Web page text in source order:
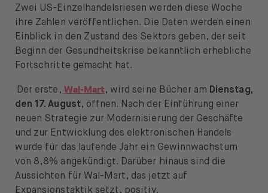
Über uns
Karriere
Presse
Hilfe
DE
Öffnen Sie das Sprachwechselmenü
Zwei US-Einzelhandelsriesen werden diese Woche
ihre Zahlen veröffentlichen. Die Daten werden einen
Einblick in den Zustand des Sektors geben, der seit
Beginn der Gesundheitskrise bekanntlich erhebliche
Fortschritte gemacht hat.
Der erste, Wal-Mart, wird seine Bücher am Dienstag,
den 17. August, öffnen. Nach der Einführung einer
neuen Strategie zur Modernisierung der Geschäfte
und zur Entwicklung des elektronischen Handels
wurde für das laufende Jahr ein Gewinnwachstum
von 8,8% angekündigt. Darüber hinaus sind die
Aussichten für Wal-Mart, das jetzt auf
Expansionstaktik setzt, positiv.